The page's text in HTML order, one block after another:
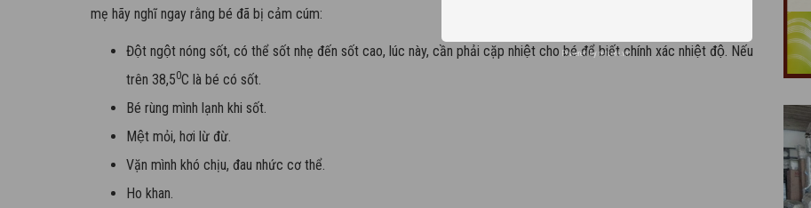
mẹ hãy nghĩ ngay rằng bé đã bị cảm cúm:
Đột ngột nóng sốt, có thể sốt nhẹ đến sốt cao, lúc này, cần phải cặp nhiệt cho bé để biết chính xác nhiệt độ. Nếu
trên 38,50C là bé có sốt.
Bé rùng mình lạnh khi sốt.
Mệt mỏi, hơi lừ đừ.
Vặn mình khó chịu, đau nhức cơ thể.
Ho khan.
Powered by netcore.vn